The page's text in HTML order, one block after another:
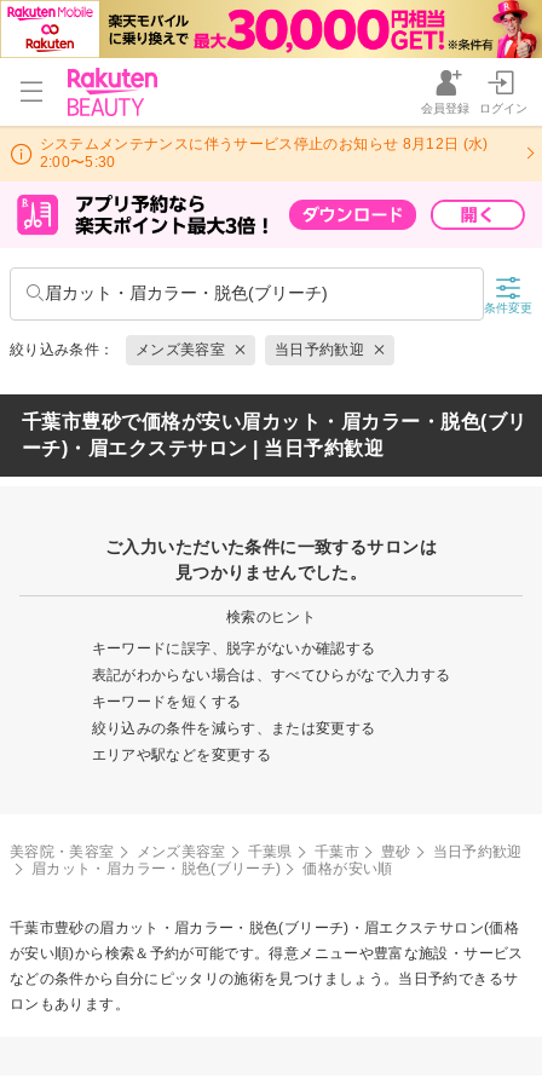
会員登録 ログイン
システムメンテナンスに伴うサービス停止のお知らせ 8月12日 (水)
2:00〜5:30
眉カット・眉カラー・脱色(ブリーチ)
条件変更
絞り込み条件： メンズ美容室 当日予約歓迎
千葉市豊砂で価格が安い眉カット・眉カラー・脱色(ブリ
ーチ)・眉エクステサロン | 当日予約歓迎
ご入力いただいた条件に一致するサロンは
見つかりませんでした。
検索のヒント
キーワードに誤字、脱字がないか確認する
表記がわからない場合は、すべてひらがなで入力する
キーワードを短くする
絞り込みの条件を減らす、または変更する
エリアや駅などを変更する
美容院・美容室 メンズ美容室 千葉県 千葉市 豊砂
当日予約歓迎
眉カット・眉カラー・脱色(ブリーチ)
価格が安い順
千葉市豊砂の眉カット・眉カラー・脱色(ブリーチ)・眉エクステサロン(価格
が安い順)から検索＆予約が可能です。得意メニューや豊富な施設・サービス
などの条件から自分にピッタリの施術を見つけましょう。当日予約できるサ
ロンもあります。